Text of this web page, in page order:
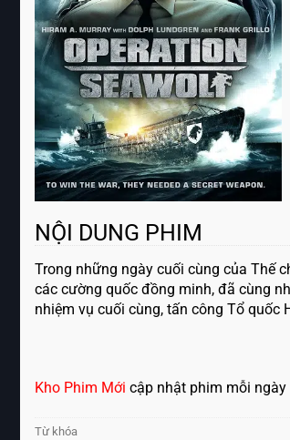
NỘI DUNG PHIM
Trong những ngày cuối cùng của Thế
các cường quốc đồng minh, đã cùng
nhiệm vụ cuối cùng, tấn công Tổ quốc
Kho Phim Mới cập nhật phim mỗi ngày
Từ khóa